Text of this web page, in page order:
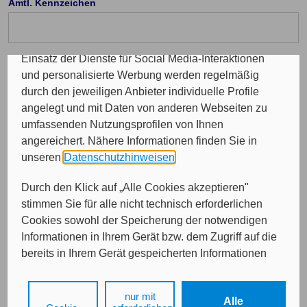
Programme sowie für personalisierte Werbung.
weitere Verantwortliche weitergegeben. Bei dem
Einsatz der Dienste für Social Media-Interaktionen
und personalisierte Werbung werden regelmäßig
durch den jeweiligen Anbieter individuelle Profile
angelegt und mit Daten von anderen Webseiten zu
umfassenden Nutzungsprofilen von Ihnen
angereichert. Nähere Informationen finden Sie in
unseren Datenschutzhinweisen
Durch den Klick auf „Alle Cookies akzeptieren"
stimmen Sie für alle nicht technisch erforderlichen
Cookies sowohl der Speicherung der notwendigen
Informationen in Ihrem Gerät bzw. dem Zugriff auf die
bereits in Ihrem Gerät gespeicherten Informationen
Ihrer Daten zu den angegebenen Zwecken in unseren
Datenschutzhinweisengemäß Art. 6 Abs. 1 lit. a
Alle
nur mit
Amtl. Kennzeichen
Telefon Vorwahl: (optional)
Durchwahl (optional)